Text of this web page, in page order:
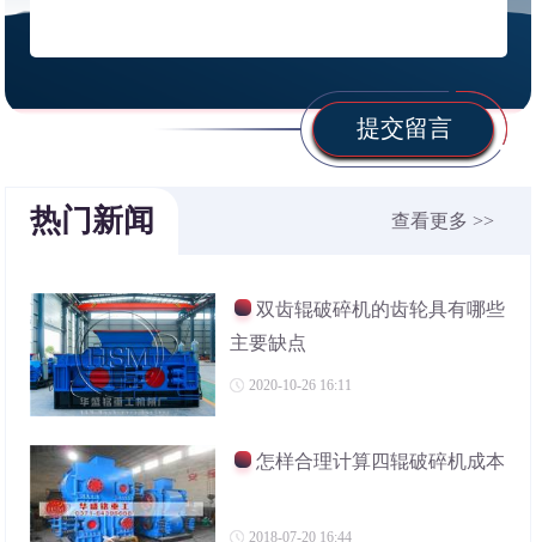
提交留言
热门新闻 查看更多 >>
双齿辊破碎机的齿轮具有哪些
主要缺点
2020-10-26 16:11
怎样合理计算四辊破碎机成本
2018-07-20 16:44